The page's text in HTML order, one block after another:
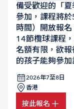
備受歡迎的「
參加，課程將
時間）開放報
14節欖球課程
名額有限，欲
的孩子能夠參加
2026年7至8日
香港
按此報名